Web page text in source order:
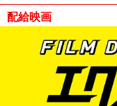
配給映画